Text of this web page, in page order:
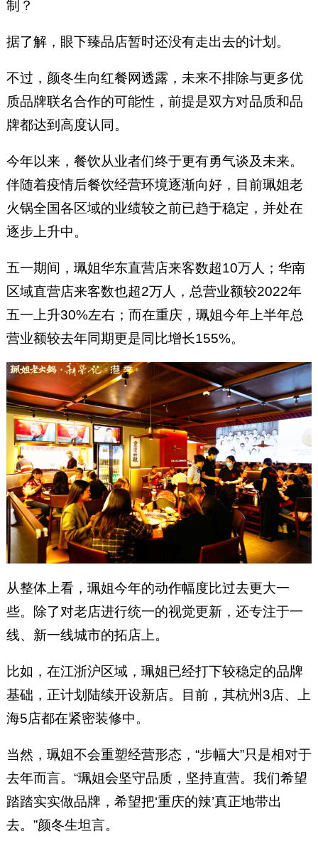
制？
据了解，眼下臻品店暂时还没有走出去的计划。
不过，颜冬生向红餐网透露，未来不排除与更多优
质品牌联名合作的可能性，前提是双方对品质和品
牌都达到高度认同。
今年以来，餐饮从业者们终于更有勇气谈及未来。
伴随着疫情后餐饮经营环境逐渐向好，目前珮姐老
火锅全国各区域的业绩较之前已趋于稳定，并处在
逐步上升中。
五一期间，珮姐华东直营店来客数超10万人；华南
区域直营店来客数也超2万人，总营业额较2022年
五一上升30%左右；而在重庆，珮姐今年上半年总
营业额较去年同期更是同比增长155%。
从整体上看，珮姐今年的动作幅度比过去更大一
些。除了对老店进行统一的视觉更新，还专注于一
线、新一线城市的拓店上。
比如，在江浙沪区域，珮姐已经打下较稳定的品牌
基础，正计划陆续开设新店。目前，其杭州3店、上
海5店都在紧密装修中。
当然，珮姐不会重塑经营形态，“步幅大”只是相对于
去年而言。“珮姐会坚守品质，坚持直营。我们希望
踏踏实实做品牌，希望把‘重庆的辣’真正地带出
去。”颜冬生坦言。